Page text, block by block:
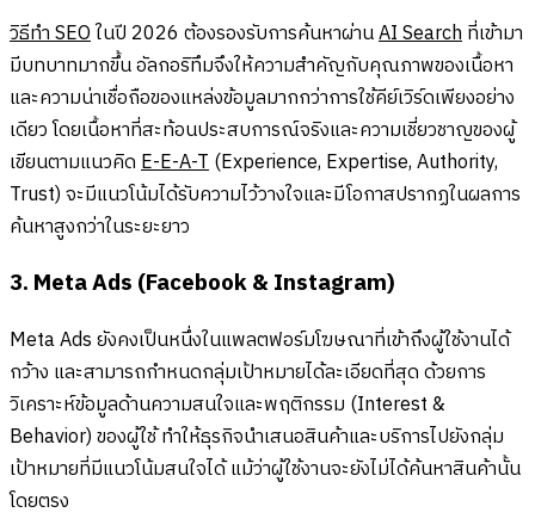
วิธีทำ SEOในปี 2026 ต้องรองรับการค้นหาผ่านAI Searchที่เข้ามา
มีบทบาทมากขึ้น อัลกอริทึมจึงให้ความสำคัญกับคุณภาพของเนื้อหา
และความน่าเชื่อถือของแหล่งข้อมูลมากกว่าการใช้คีย์เวิร์ดเพียงอย่าง
เดียว โดยเนื้อหาที่สะท้อนประสบการณ์จริงและความเชี่ยวชาญของผู้
เขียนตามแนวคิดE-E-A-T(Experience, Expertise, Authority,
Trust) จะมีแนวโน้มได้รับความไว้วางใจและมีโอกาสปรากฏในผลการ
ค้นหาสูงกว่าในระยะยาว
3. Meta Ads (Facebook & Instagram)
Meta Ads ยังคงเป็นหนึ่งในแพลตฟอร์มโฆษณาที่เข้าถึงผู้ใช้งานได้
กว้าง และสามารถกำหนดกลุ่มเป้าหมายได้ละเอียดที่สุด ด้วยการ
วิเคราะห์ข้อมูลด้านความสนใจและพฤติกรรม (Interest &
Behavior) ของผู้ใช้ ทำให้ธุรกิจนำเสนอสินค้าและบริการไปยังกลุ่ม
เป้าหมายที่มีแนวโน้มสนใจได้ แม้ว่าผู้ใช้งานจะยังไม่ได้ค้นหาสินค้านั้น
โดยตรง